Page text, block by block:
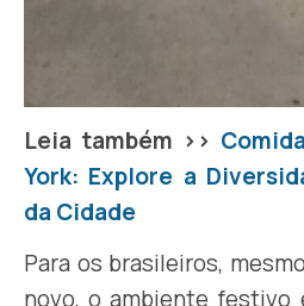
Leia também >>
York: Explore a
da Cidade
Para os brasileiros,
novo, o ambiente festivo